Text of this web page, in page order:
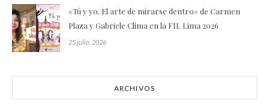
«Tú y yo. El arte de mirarse dentro» de Carmen
Plaza y Gabriele Clima en la FIL Lima 2026
25 julio, 2026
ARCHIVOS